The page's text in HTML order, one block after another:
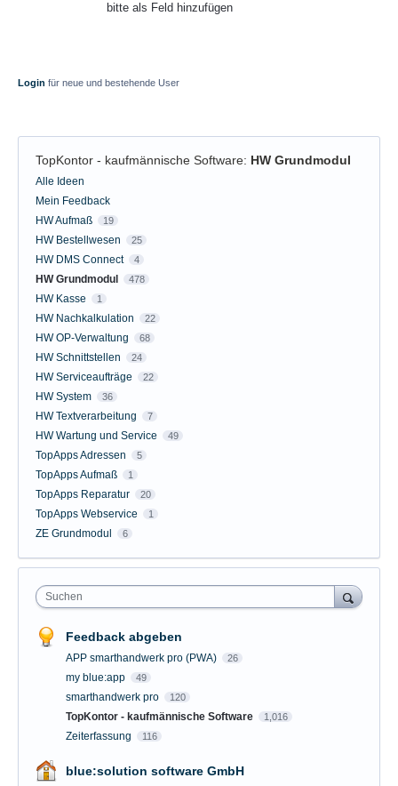
bitte als Feld hinzufügen
Login für neue und bestehende User
TopKontor - kaufmännische Software: HW Grundmodul
Kategorien
Alle Ideen
Mein Feedback
HW Aufmaß
19
HW Bestellwesen 25
HW DMS Connect 4
HW Grundmodul 478
HW Kasse 1
HW Nachkalkulation 22
HW OP-Verwaltung 68
HW Schnittstellen 24
HW Serviceaufträge 22
HW System 36
HW Textverarbeitung 7
HW Wartung und Service 49
TopApps Adressen 5
TopApps Aufmaß 1
TopApps Reparatur 20
TopApps Webservice 1
ZE Grundmodul 6
Suchen
Feedback abgeben
APP smarthandwerk pro (PWA) 26
my blue:app 49
smarthandwerk pro 120
TopKontor - kaufmännische Software 1,016
Zeiterfassung 116
blue:solution software GmbH